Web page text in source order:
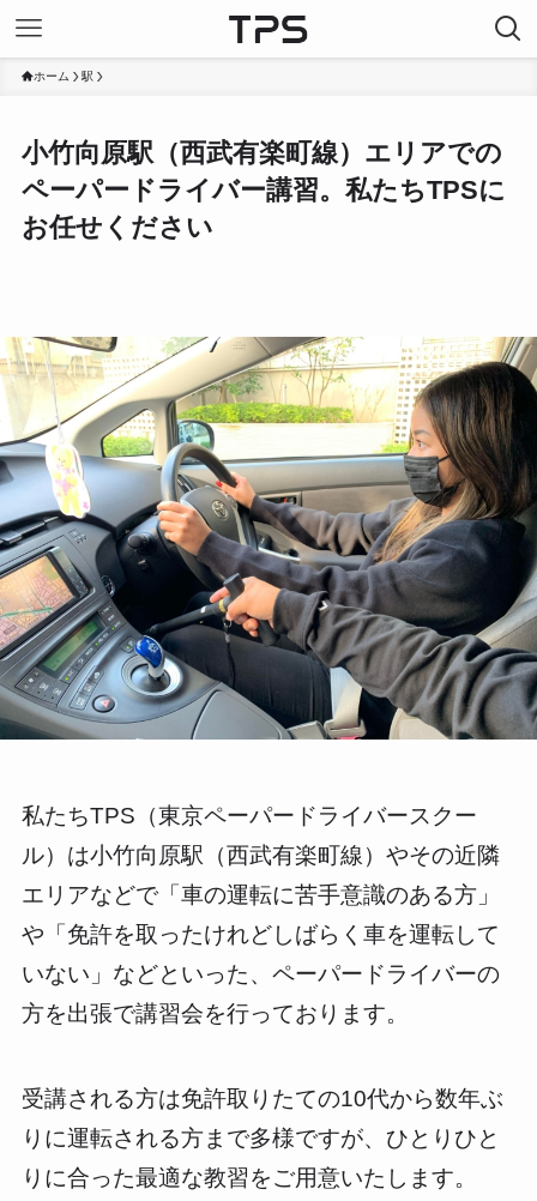
ホーム 駅
小竹向原駅（西武有楽町線）エリアでの
ペーパードライバー講習。私たちTPSに
お任せください
私たちTPS（東京ペーパードライバースクー
ル）は小竹向原駅（西武有楽町線）やその近隣
エリアなどで「車の運転に苦手意識のある方」
や「免許を取ったけれどしばらく車を運転して
いない」などといった、ペーパードライバーの
方を出張で講習会を行っております。
受講される方は免許取りたての10代から数年ぶ
りに運転される方まで多様ですが、ひとりひと
りに合った最適な教習をご用意いたします。